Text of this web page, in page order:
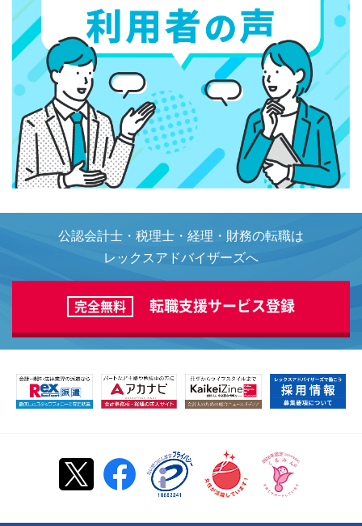
公認会計士・税理士・経理・財務の転職は
レックスアドバイザーズへ
完全無料 転職支援サービス登録